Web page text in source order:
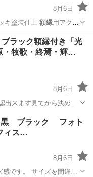
8月6日
キ塗装仕上 額縁用アクリ
…
ラック額縁付き「光
・牧歌・終焉・輝…
8月6日
来ます見てから決めて
。） 引き渡しは平日10：
ででお願いします。 火曜
ィス…
8月6日
ズを間違え